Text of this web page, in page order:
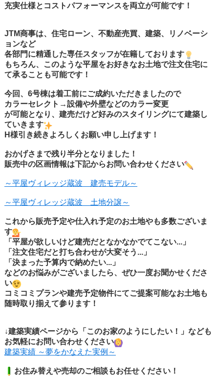
充実仕様とコストパフォーマンスを両立が可能です！
JTM商事は、住宅ローン、不動産売買、建築、リノベーシ
ョンなど
各部門に精通した専任スタッフが在籍しております
もちろん、このような平屋をお好きなお土地で注文住宅に
て承ることも可能です！
今回、6号棟は着工前にご成約いただきましたので
カラーセレクト→設備や外壁などのカラー変更
が可能となり、建売だけど好みのスタイリングにて建築し
ていきます
H様引き続きよろしくお願い申し上げます！
おかげさまで残り半分となりました！
販売中の区画情報は下記からお問い合わせください
～平屋ヴィレッジ蔵波 建売モデル～
～平屋ヴィレッジ蔵波 土地分譲～
これから販売予定や仕入れ予定のお土地やも多数ございま
す
「平屋が欲しいけど建売だとなかなかでてこない...」
「注文住宅だと打ち合わせが大変そう...」
「決まった予算内で納めたい...」
などのお悩みがございましたら、ぜひ一度お聞かせくださ
い
コミコミプランや建売予定物件にてご提案可能なお土地も
随時取り揃えて参ります！
↓建築実績ページから「このお家のようにしたい！」なども
お気軽にお問い合わせください
建築実績 ～夢をかなえた実例～
お住み替えや売却のご相談もお任せください！